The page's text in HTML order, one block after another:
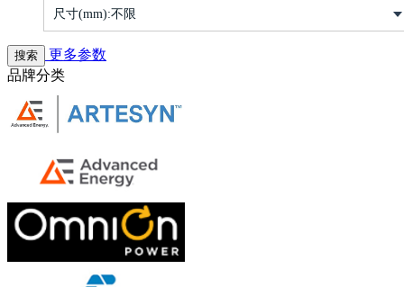
尺寸(mm):不限
更多参数
品牌分类